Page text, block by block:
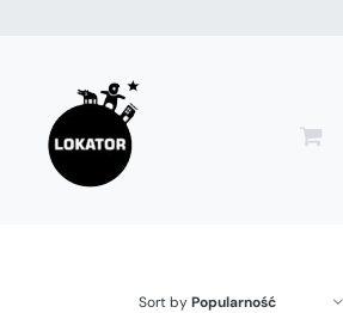
zawartości
Sort byPopularność